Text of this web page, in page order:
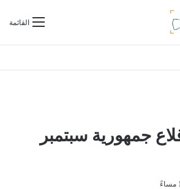
القائمةبحث عن
جمهورية سبتمبر